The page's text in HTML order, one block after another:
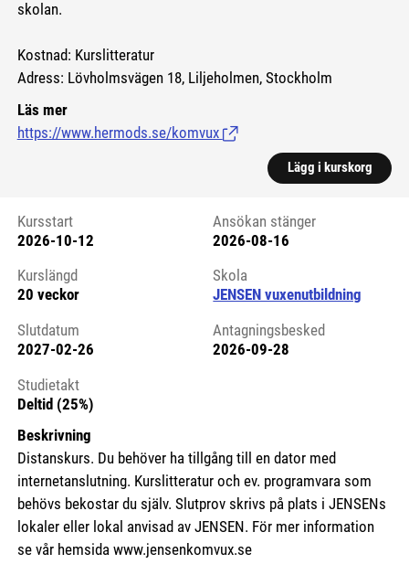
skolan.
Kostnad: Kurslitteratur
Adress: Lövholmsvägen 18, Liljeholmen, Stockholm
Läs mer
https://www.hermods.se/komvux (Länk till extern sida.)
Lägg i kurskorg
Kursstart 6067960
Kursstart
2026-10-12
Ansökan stänger
2026-08-16
Kurslängd
20 veckor
Skola
JENSEN vuxenutbildning
Slutdatum
2027-02-26
Antagningsbesked
2026-09-28
Studietakt
Deltid (25%)
Beskrivning
Distanskurs. Du behöver ha tillgång till en dator med
internetanslutning. Kurslitteratur och ev. programvara som
behövs bekostar du själv. Slutprov skrivs på plats i JENSENs
lokaler eller lokal anvisad av JENSEN. För mer information
se vår hemsida www.jensenkomvux.se